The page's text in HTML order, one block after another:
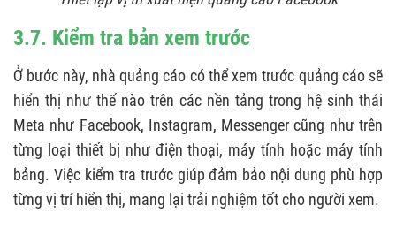
3.7. Kiểm tra bản xem trước
Ở bước này, nhà quảng cáo có thể xem trước quảng cáo sẽ
hiển thị như thế nào trên các nền tảng trong hệ sinh thái
Meta như Facebook, Instagram, Messenger cũng như trên
từng loại thiết bị như điện thoại, máy tính hoặc máy tính
bảng. Việc kiểm tra trước giúp đảm bảo nội dung phù hợp
từng vị trí hiển thị, mang lại trải nghiệm tốt cho người xem.